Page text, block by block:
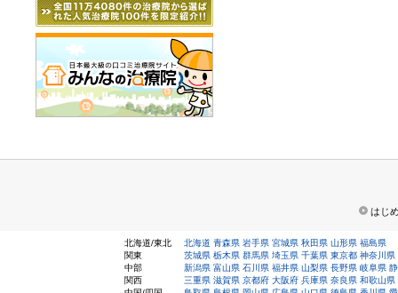
はじ
北海道/東北 北海道 青森県 岩手県 宮城県 秋田県 山形県 福島県
関東
茨城県 栃木県 群馬県 埼玉県 千葉県 東京都 神奈川県
中部
新潟県 富山県 石川県 福井県 山梨県 長野県 岐阜県
関西
三重県 滋賀県 京都府 大阪府 兵庫県 奈良県 和歌山県